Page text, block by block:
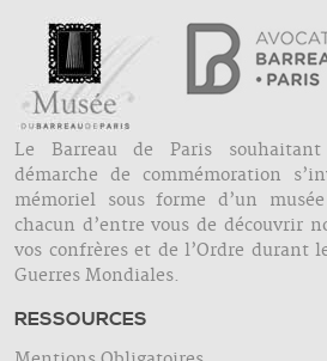
Le Barreau de Paris
démarche de commémoration
mémoriel sous forme d’un
chacun d’entre vous de découvrir
vos confrères et de l’Ordre durant
Guerres Mondiales.
RESSOURCES